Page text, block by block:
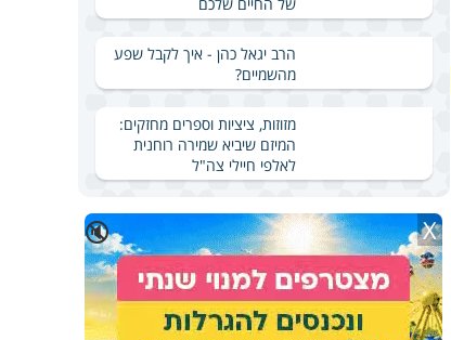
הרב יגאל כהן - איך לקבל שפע
מהשמיים?
מזוזות, ציציות וספרים מחזקים:
המיזם שיביא שמירה רוחנית
לאלפי חיילי צה"ל
🔇 X